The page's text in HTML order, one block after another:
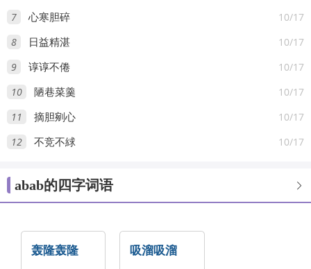
7 10/17
心寒胆碎
8 10/17
日益精湛
9 10/17
谆谆不倦
10 10/17
陋巷菜羹
11 10/17
摘胆剜心
12 10/17
不竞不絿

abab的四字词语
轰隆轰隆 吸溜吸溜